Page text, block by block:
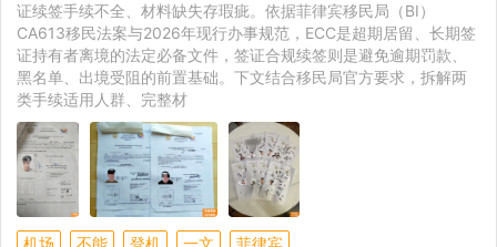
证续签手续不全、材料缺失存瑕疵。依据菲律宾移民局（BI）
CA613移民法案与2026年现行办事规范，ECC是超期居留、长期签
证持有者离境的法定必备文件，签证合规续签则是避免逾期罚款、
黑名单、出境受阻的前置基础。下文结合移民局官方要求，拆解两
类手续适用人群、完整材
机场 不能 登机 一文 菲律宾